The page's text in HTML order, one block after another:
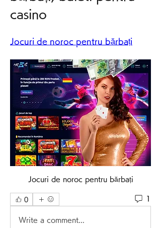
casino
Jocuri de noroc pentru bărbați
Jocuri de noroc pentru bărbați
0 1
Write a comment...